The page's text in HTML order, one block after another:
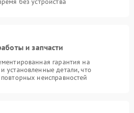
и запчасти
гарантия на
установленные детали, что
неисправностей